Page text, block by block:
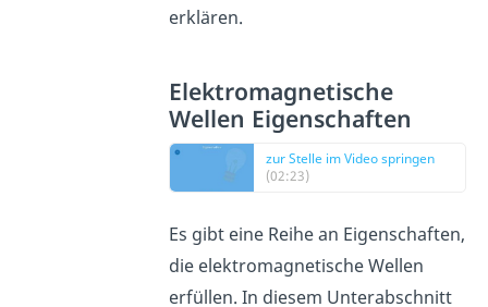
erklären.
Elektromagnetische
Wellen Eigenschaften
zur Stelle im Video springen
(02:23)
Es gibt eine Reihe an Eigenschaften,
die elektromagnetische Wellen
erfüllen. In diesem Unterabschnitt